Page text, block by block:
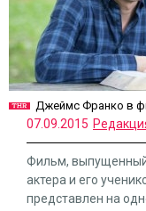
Джеймс Франко в
07.09.2015
Фильм,
актера и его
представлен на